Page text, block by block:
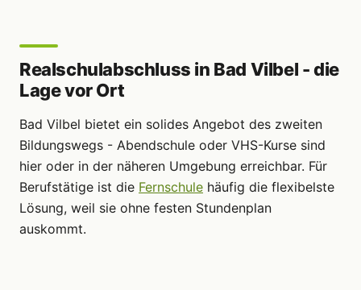
Realschulabschluss in Bad Vilbel - die
Lage vor Ort
Bad Vilbel bietet ein solides Angebot des zweiten
Bildungswegs - Abendschule oder VHS-Kurse sind
hier oder in der näheren Umgebung erreichbar. Für
Berufstätige ist die Fernschule häufig die flexibelste
Lösung, weil sie ohne festen Stundenplan
auskommt.